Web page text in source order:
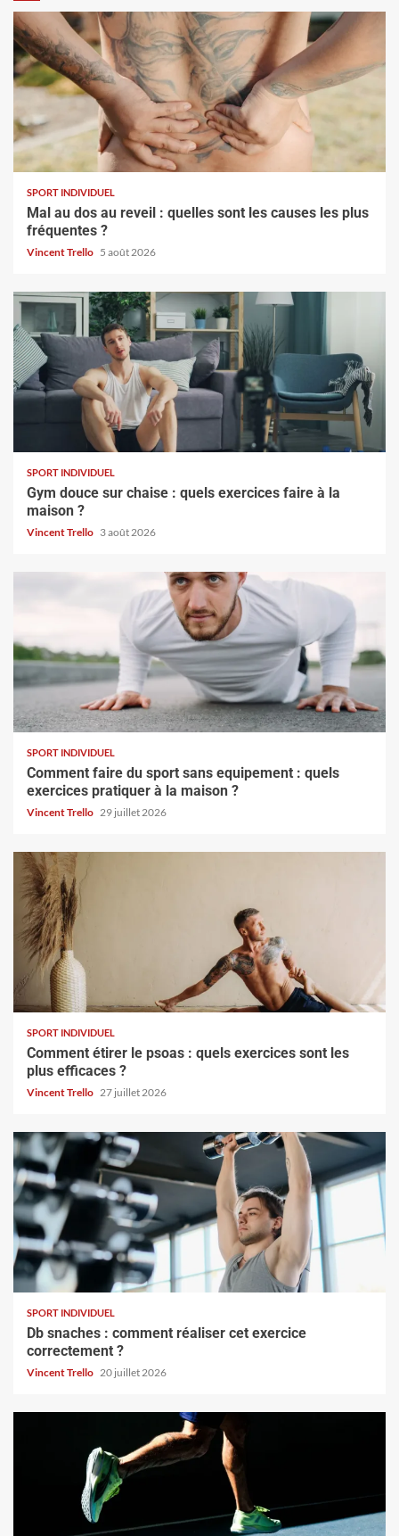
SPORT INDIVIDUEL
Mal au dos au reveil : quelles sont les causes les plus
fréquentes ?
Vincent Trello 5 août 2026
SPORT INDIVIDUEL
Gym douce sur chaise : quels exercices faire à la
maison ?
Vincent Trello 3 août 2026
SPORT INDIVIDUEL
Comment faire du sport sans equipement : quels
exercices pratiquer à la maison ?
Vincent Trello 29 juillet 2026
SPORT INDIVIDUEL
Comment étirer le psoas : quels exercices sont les
plus efficaces ?
Vincent Trello 27 juillet 2026
SPORT INDIVIDUEL
Db snaches : comment réaliser cet exercice
correctement ?
Vincent Trello 20 juillet 2026